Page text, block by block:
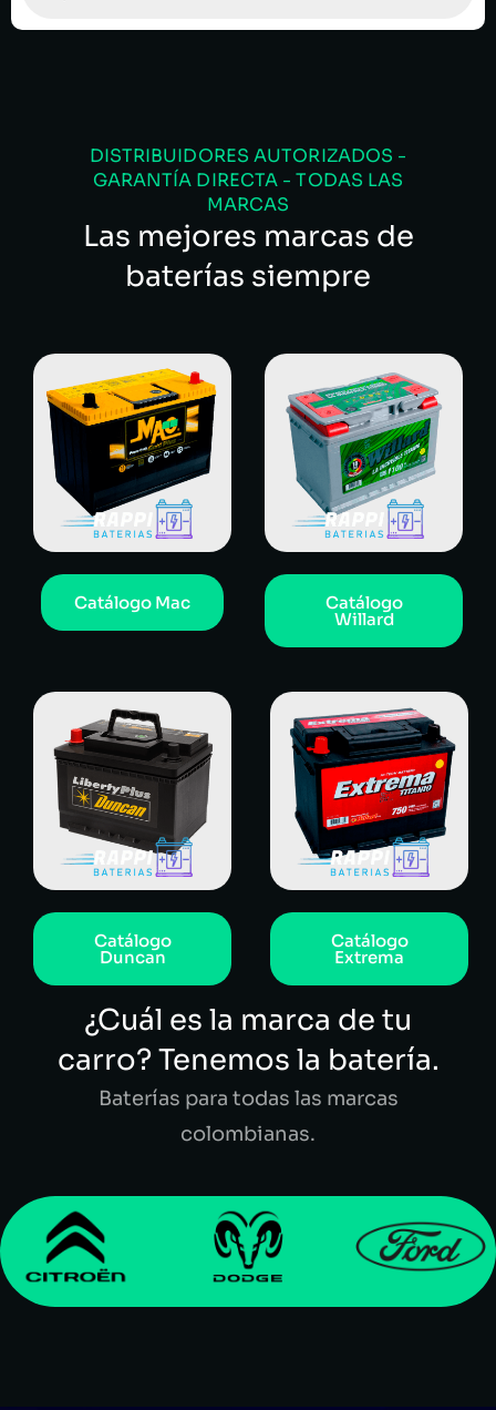
DISTRIBUIDORES AUTORIZADOS -
GARANTÍA DIRECTA - TODAS LAS
MARCAS
Las mejores marcas de
baterías siempre
Catálogo Mac Catálogo
Willard
Catálogo
Duncan
Catálogo
Extrema
¿Cuál es la marca de tu
carro? Tenemos la batería.
Baterías para todas las marcas
colombianas.